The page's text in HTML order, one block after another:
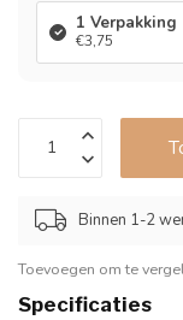
1 Verpakking
€3,75
Binnen 1-2
Toevoegen om te
Specificaties